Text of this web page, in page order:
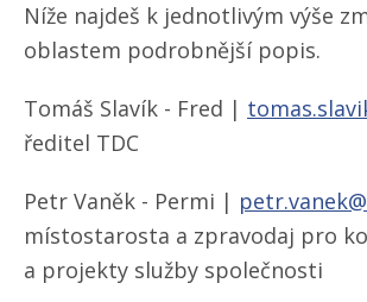
Níže najdeš k jednotlivým výše
oblastem podrobnější popis.
Tomáš Slavík - Fred |
ředitel TDC
Petr Vaněk - Permi |
místostarosta a zpravodaj pro
a projekty služby společnosti